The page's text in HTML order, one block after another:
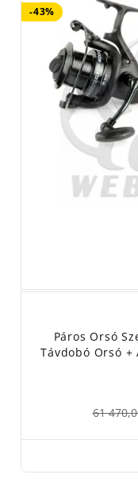
-43%
Páros Orsó
Távdobó Orsó
61